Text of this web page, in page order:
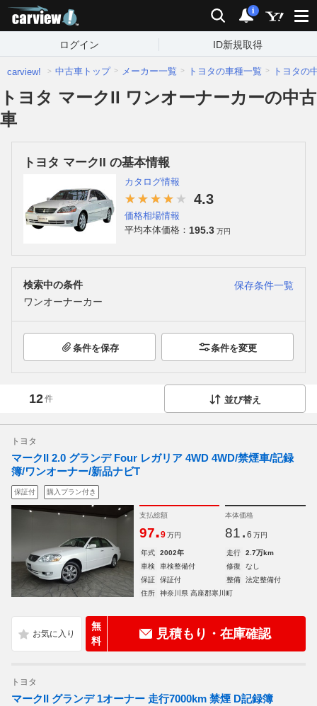
検索 通知
i
ログイン ID新規取得
carview! 中古車トップ メーカー一覧 トヨタの車種一覧 トヨタの
トヨタ マークII ワンオーナーカーの中古
車
トヨタ マークII の基本情報
カタログ情報
4.3
価格相場情報
平均本体価格： 195.3 万円
検索中の条件
保存条件一覧
ワンオーナーカー
条件を保存 条件を変更
12件 並び替え
トヨタ
マークII 2.0 グランデ Four レガリア 4WD 4WD/禁煙車/記録
簿/ワンオーナー/新品ナビT
保証付 購入プラン付き
支払総額
97.9 万円
本体価格
81. 6 万円
年式 2002年 走行
2.7万km
車検
車検整備付 修復
なし
保証
保証付 整備
法定整備付
住所
神奈川県 高座郡寒川町
無
料
見積もり・在庫確認
トヨタ
マークII グランデ 1オーナー 走行7000km 禁煙 D記録簿